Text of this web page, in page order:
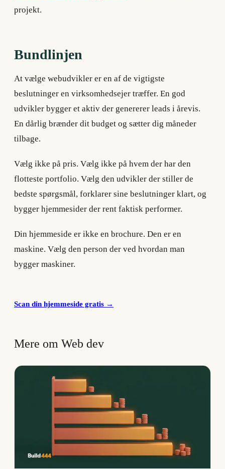
projekt.
Bundlinjen
At vælge webudvikler er en af de vigtigste
beslutninger en virksomhedsejer træffer. En god
udvikler bygger et aktiv der genererer leads i årevis.
En dårlig brænder dit budget og sætter dig måneder
tilbage.
Vælg ikke på pris. Vælg ikke på hvem der har den
flotteste portfolio. Vælg den udvikler der stiller de
bedste spørgsmål, forklarer sine beslutninger klart, og
bygger hjemmesider der rent faktisk performer.
Din hjemmeside er ikke en brochure. Den er en
maskine. Vælg den person der ved hvordan man
bygger maskiner.
Scan din hjemmeside gratis →
Mere om Web dev